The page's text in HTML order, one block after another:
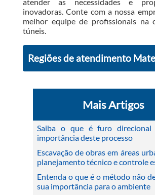
atender as necessidades e
inovadoras. Conte com a nossa
melhor equipe de profissionais na
túneis.
Regiões de atendimento
Mais Artigos
Saiba o que é furo
importância deste processo
Escavação de obras em áreas
planejamento técnico e controle
Entenda o que é o método não
sua importância para o ambiente